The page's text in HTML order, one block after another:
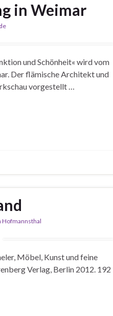
in Weimar
und Schönheit« wird vom
Der flämische Architekt und
vorgestellt …
Hofmannsthal
Möbel, Kunst und feine
Verlag, Berlin 2012. 192